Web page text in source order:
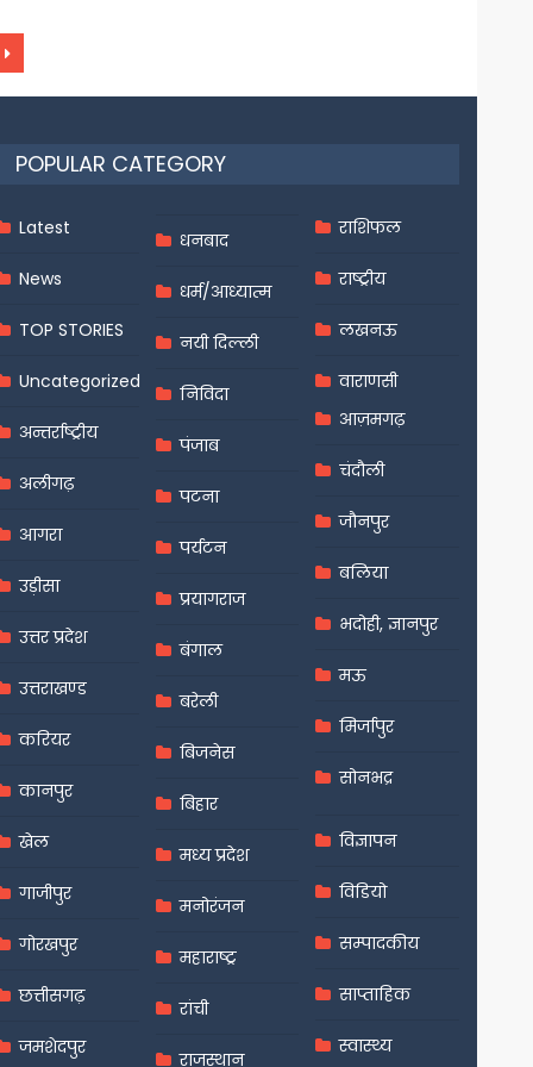
POPULAR CATEGORY
Latest
News
TOP STORIES
Uncategorized
अन्तर्राष्ट्रीय
अलीगढ़
आगरा
उड़ीसा
उत्तर प्रदेश
उत्तराखण्ड
करियर
कानपुर
खेल
गाजीपुर
गोरखपुर
छत्तीसगढ़
जमशेदपुर
धनबाद
धर्म/आध्यात्म
नयी दिल्ली
निविदा
पंजाब
पटना
पर्यटन
प्रयागराज
बंगाल
बरेली
बिजनेस
बिहार
मध्य प्रदेश
मनोरंजन
महाराष्ट्र
रांची
राजस्थान
राशिफल
राष्ट्रीय
लखनऊ
वाराणसी
आज़मगढ़
चंदौली
जौनपुर
बलिया
भदोही, ज्ञानपुर
मऊ
मिर्जापुर
सोनभद्र
विज्ञापन
विडियो
सम्पादकीय
साप्ताहिक
स्वास्थ्य